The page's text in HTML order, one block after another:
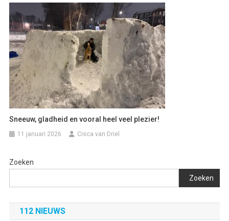
Sneeuw, gladheid en vooral heel veel plezier!
11 januari 2026 Cisca van Driel
Zoeken
Zoeken
112 NIEUWS